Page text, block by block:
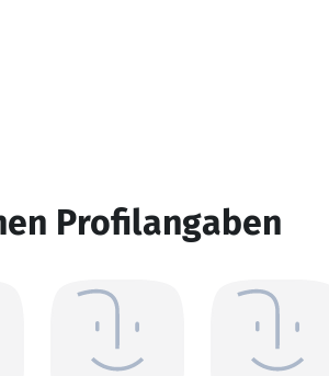
Profilangaben